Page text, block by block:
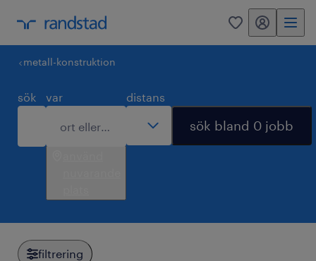
0 mitt randstad
metall-konstruktion
sök var distans
sök bland 0 jobb
filtrering